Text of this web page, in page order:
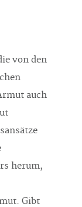
von den
auch
herum,
Gibt